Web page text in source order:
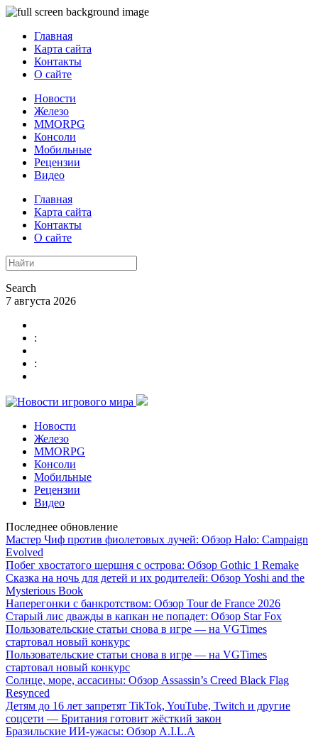
Главная
Карта сайта
Контакты
О сайте
Новости
Железо
MMORPG
Консоли
Мобильные
Рецензии
Видео
Главная
Карта сайта
Контакты
О сайте
Search
7 августа 2026
:
:
Новости
Железо
MMORPG
Консоли
Мобильные
Рецензии
Видео
Последнее обновление
Мастер Чиф против фиолетовых лучей: Обзор Halo: Campaign
Evolved
Побег хвостатого шершня с острова: Обзор Gothic 1 Remake
Сказка на ночь для детей и их родителей: Обзор Yoshi and the
Mysterious Book
Наперегонки с банкротством: Обзор Tour de France 2026
Старый лис дважды в капкан не попадет: Обзор Star Fox
Пользовательские статьи снова в игре — на VGTimes
стартовал новый конкурс
Пользовательские статьи снова в игре — на VGTimes
стартовал новый конкурс
Солнце, море, ассасины: Обзор Assassin’s Creed Black Flag
Resynced
Детям до 16 лет запретят TikTok, YouTube, Twitch и другие
соцсети — Британия готовит жёсткий закон
Бразильские ИИ-ужасы: Обзор A.I.L.A